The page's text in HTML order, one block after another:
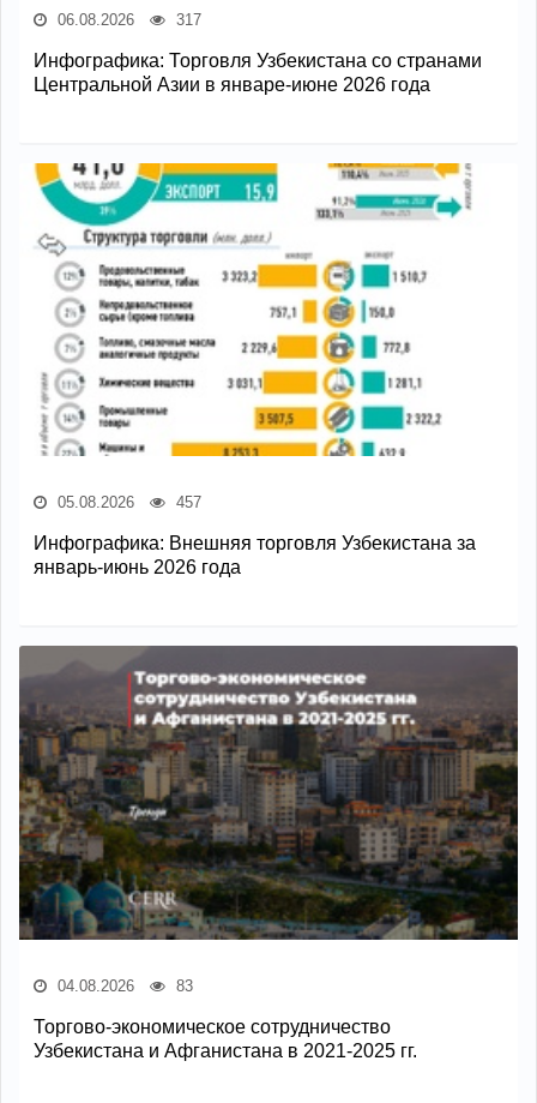
06.08.2026 317
Инфографика: Торговля Узбекистана со странами
Центральной Азии в январе-июне 2026 года
05.08.2026 457
Инфографика: Внешняя торговля Узбекистана за
январь-июнь 2026 года
04.08.2026 83
Торгово-экономическое сотрудничество
Узбекистана и Афганистана в 2021-2025 гг.